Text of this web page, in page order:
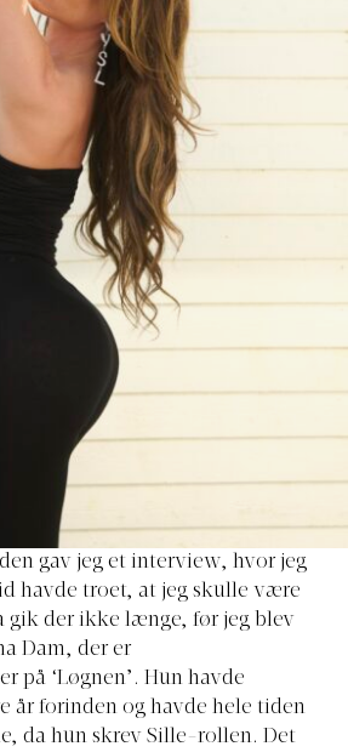
gav jeg et interview, hvor jeg
havde troet, at jeg skulle være
gik der ikke længe, før jeg blev
Dam, der er
på ‘Løgnen’. Hun havde
år forinden og havde hele tiden
da hun skrev Sille-rollen. Det